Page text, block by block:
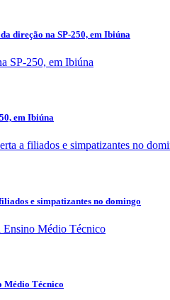
direção na SP-250, em Ibiúna
em Ibiúna
e simpatizantes no domingo
Médio Técnico